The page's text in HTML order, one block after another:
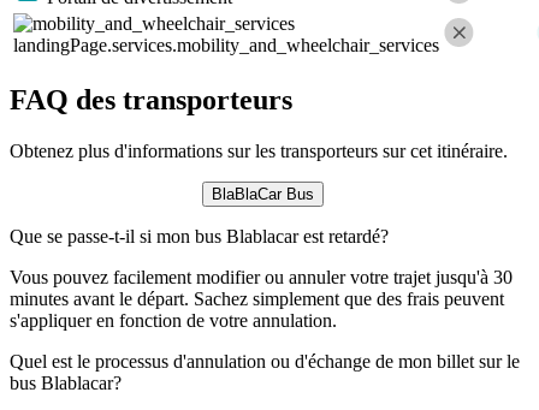
landingPage.services.mobility_and_wheelchair_services
FAQ des transporteurs
Obtenez plus d'informations sur les transporteurs sur cet itinéraire.
BlaBlaCar Bus
Que se passe-t-il si mon bus Blablacar est retardé?
Vous pouvez facilement modifier ou annuler votre trajet jusqu'à 30
minutes avant le départ. Sachez simplement que des frais peuvent
s'appliquer en fonction de votre annulation.
Quel est le processus d'annulation ou d'échange de mon billet sur le
bus Blablacar?